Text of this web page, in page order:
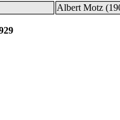
Albert Motz
und